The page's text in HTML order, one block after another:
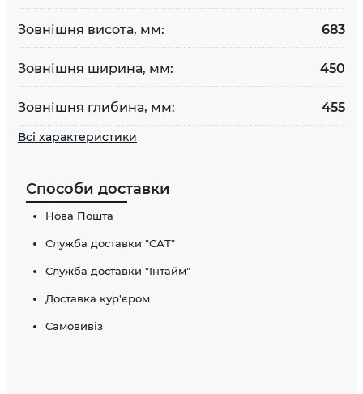
Зовнішня висота, мм: 683
Зовнішня ширина, мм: 450
Зовнішня глибина, мм: 455
Всі характеристики
Способи доставки
Нова Пошта
Служба доставки "САТ"
Служба доставки "Інтайм"
Доставка кур'єром
Самовивіз